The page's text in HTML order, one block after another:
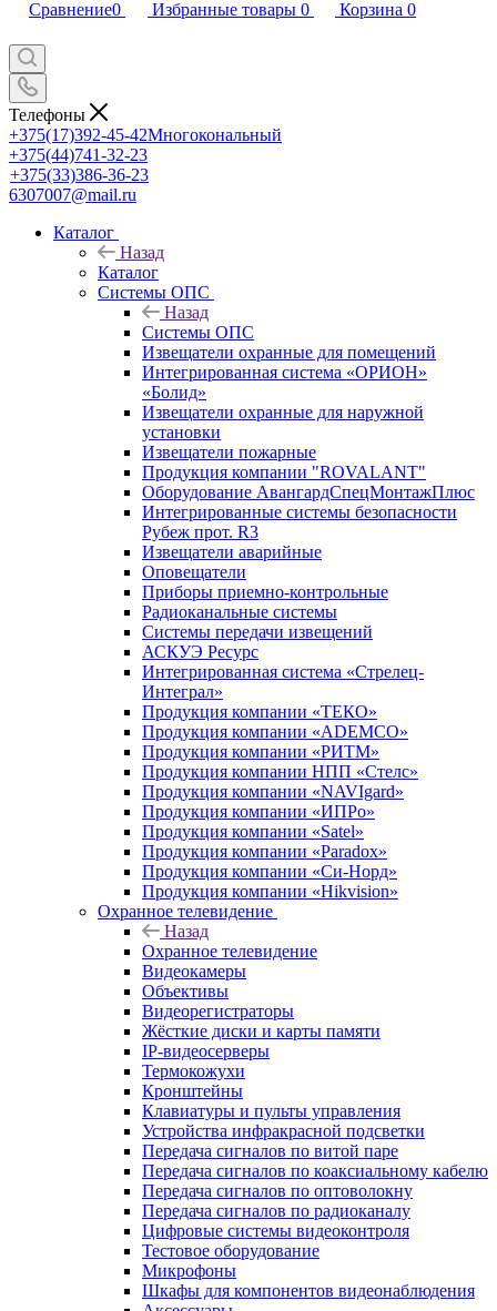
Сравнение0 Избранные товары 0 Корзина 0
Телефоны
+375(17)392-45-42Многокональный
+375(44)741-32-23
+375(33)386-36-23
6307007@mail.ru
Каталог
Назад
Каталог
Системы ОПС
Назад
Системы ОПС
Извещатели охранные для помещений
Интегрированная система «ОРИОН»
«Болид»
Извещатели охранные для наружной
установки
Извещатели пожарные
Продукция компании "ROVALANT"
Оборудование АвангардСпецМонтажПлюс
Интегрированные системы безопасности
Рубеж прот. R3
Извещатели аварийные
Оповещатели
Приборы приемно-контрольные
Радиоканальные системы
Системы передачи извещений
АСКУЭ Ресурс
Интегрированная система «Стрелец-
Интеграл»
Продукция компании «ТЕКО»
Продукция компании «ADEMCO»
Продукция компании «РИТМ»
Продукция компании НПП «Стелс»
Продукция компании «NAVIgard»
Продукция компании «ИПРо»
Продукция компании «Satel»
Продукция компании «Paradox»
Продукция компании «Си-Норд»
Продукция компании «Hikvision»
Охранное телевидение
Назад
Охранное телевидение
Видеокамеры
Объективы
Видеорегистраторы
Жёсткие диски и карты памяти
IP-видеосерверы
Термокожухи
Кронштейны
Клавиатуры и пульты управления
Устройства инфракрасной подсветки
Передача сигналов по витой паре
Передача сигналов по коаксиальному кабелю
Передача сигналов по оптоволокну
Передача сигналов по радиоканалу
Цифровые системы видеоконтроля
Тестовое оборудование
Микрофоны
Шкафы для компонентов видеонаблюдения